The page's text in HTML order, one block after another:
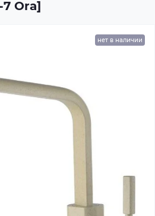
Ora]
нет в наличии